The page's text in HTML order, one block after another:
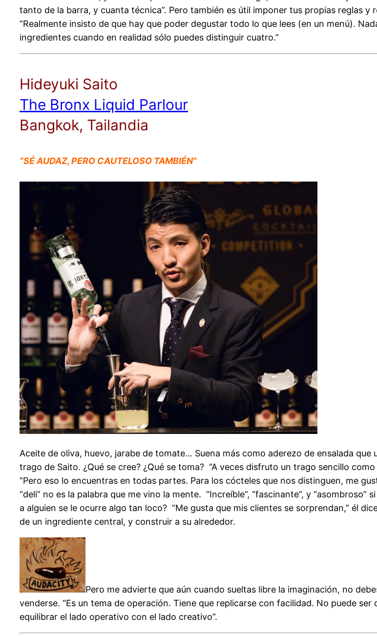
tanto de la barra, y cuanta técnica”. Pero también es útil imponer tus propias reglas
“Realmente insisto de que hay que poder degustar todo lo que lees (en un menú).
ingredientes cuando en realidad sólo puedes distinguir cuatro.”
Hideyuki Saito
The Bronx Liquid Parlour
Bangkok, Tailandia
“SÉ AUDAZ, PERO CAUTELOSO TAMBIÉN”
Aceite de oliva, huevo, jarabe de tomate… Suena más como aderezo de ensalada
trago de Saito. ¿Qué se cree? ¿Qué se toma? “A veces disfruto un trago sencillo
“Pero eso lo encuentras en todas partes. Para los cócteles que nos distinguen, me
“deli” no es la palabra que me vino la mente. “Increíble”, “fascinante”, y
a alguien se le ocurre algo tan loco? “Me gusta que mis clientes se sorprendan,” él
de un ingrediente central, y construir a su alrededor.
Pero me advierte que aún cuando sueltas libre la imaginación, no
venderse. “Es un tema de operación. Tiene que replicarse con facilidad. No puede
equilibrar el lado operativo con el lado creativo”.